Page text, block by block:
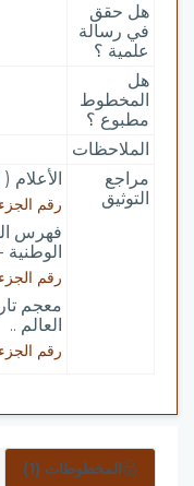
هل حقق
في رسالة
علمية ؟
هل
المخطوط
مطبوع ؟
الملاحظات
مراجع
التوثيق
الأعلام
رقم الجزء: 7 / رقم
فهرس
رقم الجزء: 60 / رقم الصفحة:
معجم
العالم ..
رقم الجزء: 2 / رقم الصفحة:
المخطوطات (1)